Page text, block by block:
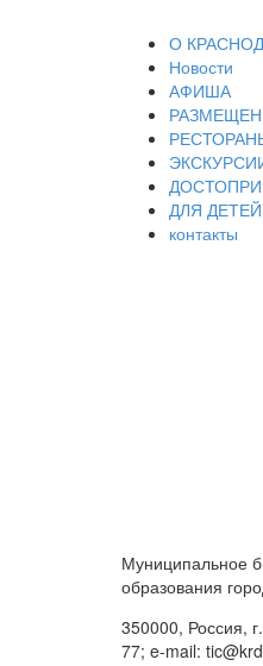
О
Новости
АФИША
ДЛЯ ДЕТЕЙ
контакты
Муниципальное
образования
350000, Россия,
77; e-mail: